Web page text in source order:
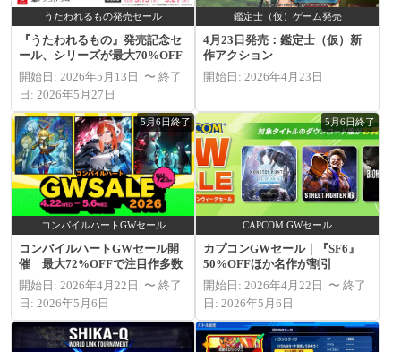
うたわれるもの発売セール
『うたわれるもの』発売記念セ
ール、シリーズが最大70%OFF
開始日: 2026年5月13日 〜 終了
日: 2026年5月27日
鑑定士（仮）ゲーム発売
4月23日発売：鑑定士（仮）新
作アクション
開始日: 2026年4月23日
5月6日終了
コンパイルハートGWセール
コンパイルハートGWセール開
催 最大72%OFFで注目作多数
開始日: 2026年4月22日 〜 終了
日: 2026年5月6日
5月6日終了
CAPCOM GWセール
カプコンGWセール｜『SF6』
50%OFFほか名作が割引
開始日: 2026年4月22日 〜 終了
日: 2026年5月6日